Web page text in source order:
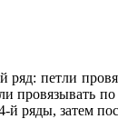
петли
й ряды, затем